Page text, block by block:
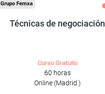
Grupo Femxa
Técnicas de negociación
Curso Gratuito
60 horas
Online (Madrid )